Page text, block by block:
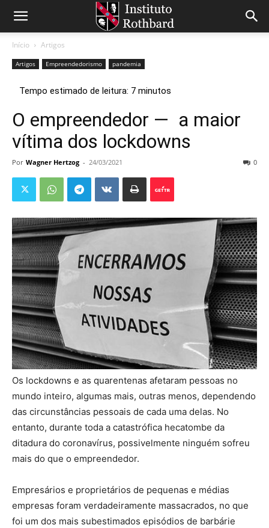
Início Artigos
Artigos Empreendedorismo pandemia
O empreendedor — a maior
vítima dos lockdowns
Por Wagner Hertzog - 24/03/2021 0
Os lockdowns e as quarentenas afetaram pessoas no
mundo inteiro, algumas mais, outras menos, dependendo
das circunstâncias pessoais de cada uma delas. No
entanto, durante toda a catastrófica hecatombe da
ditadura do coronavírus, possivelmente ninguém sofreu
mais do que o empreendedor.
Empresários e proprietários de pequenas e médias
empresas foram verdadeiramente massacrados, no que
foi um dos mais subestimados episódios de barbárie